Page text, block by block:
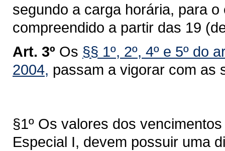
segundo a carga horária, para
compreendido a partir das 19
Art. 3º Os §§ 1º, 2º, 4º e 5º do
2004, passam a vigorar com as
§1º Os valores dos
Especial I, devem possuir uma